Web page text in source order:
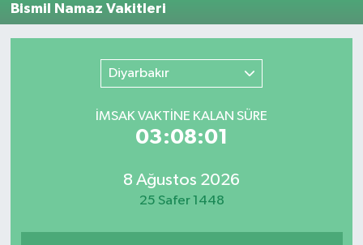
Bismil Namaz Vakitleri
Diyarbakır
İMSAK VAKTİNE KALAN SÜRE
03:08:01
8 Ağustos 2026
25 Safer 1448
Süper Lig Puan Durumu ve Fikstür
Tüm Manşetler
Son Dakika Haberleri